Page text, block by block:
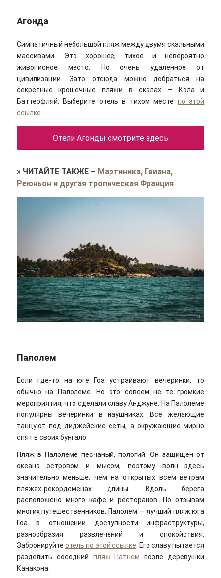
Агонда
Симпатичный небольшой пляж между двумя скальными
массивами. Это хорошее, тихое и невероятно
живописное место. Но очень удаленное от
цивилизации. Зато отсюда можно добраться на
секретные крошечные пляжи в скалах — Кола и
Баттерфляй. Выберите отель в тихом месте по этой
ссылке
Отели Агонды смотрите здесь
» ЧИТАЙТЕ ТАКЖЕ– Мартиника, Гвиана,
Реюньон и другая тропическая Франция
Shravan Yelburgi/unsplash
Палолем
Если где-то на юге Гоа устраивают вечеринки, то
обычно на Палолеме. Но это совсем не те громкие
мероприятия, что сделали славу Анджуне. На Палолеме
популярны вечеринки в наушниках. Все желающие
танцуют под диджейские сеты, а окружающие мирно
спят в своих бунгало.
Пляж в Палолеме песчаный, пологий. Он защищен от
океана островом и мысом, поэтому волн здесь
значительно меньше, чем на открытых всем ветрам
пляжах-рекордсменах длины. Вдоль берега
расположено много кафе и ресторанов. По отзывам
многих путешественников, Палолем — лучший пляж юга
Гоа в отношении доступности инфраструктуры,
разнообразия развлечений и спокойствия.
Забронируйте отель по этой ссылке . Его славу пытается
разделить соседний пляж Патнем возле деревушки
Канакона.